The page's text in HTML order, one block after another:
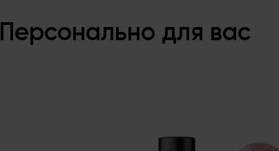
Персонально для вас